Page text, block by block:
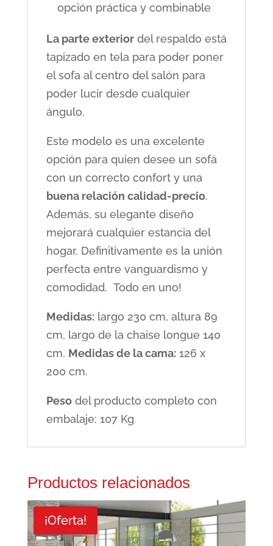
opción práctica y combinable
La parte exteriordel respaldo está
tapizado en tela para poder poner
el sofa al centro del salón para
poder lucir desde cualquier
ángulo.
Este modelo es una excelente
opción para quien desee un sofá
con un correcto confort y una
buena relación calidad-precio.
Además, su elegante diseño
mejorará cualquier estancia del
hogar. Definitivamente es la unión
perfecta entre vanguardismo y
comodidad. Todo en uno!
Medidas:largo 230 cm, altura 89
cm, largo de la chaise longue 140
cm. Medidas de la cama:126 x
200 cm.
Pesodel producto completo con
embalaje: 107 Kg
Productos relacionados
¡Oferta!